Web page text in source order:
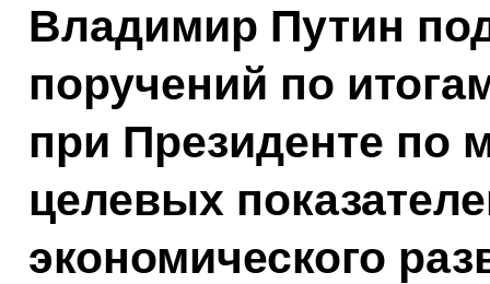
Владимир Путин
поручений по
при Президенте по
целевых
экономического